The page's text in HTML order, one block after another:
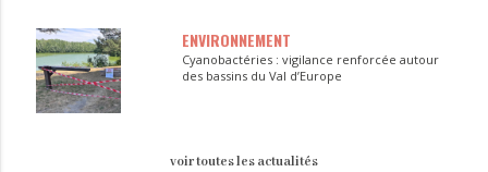
ENVIRONNEMENT
Cyanobactéries : vigilance renforcée autour
des bassins du Val d’Europe
voir toutes les actualités